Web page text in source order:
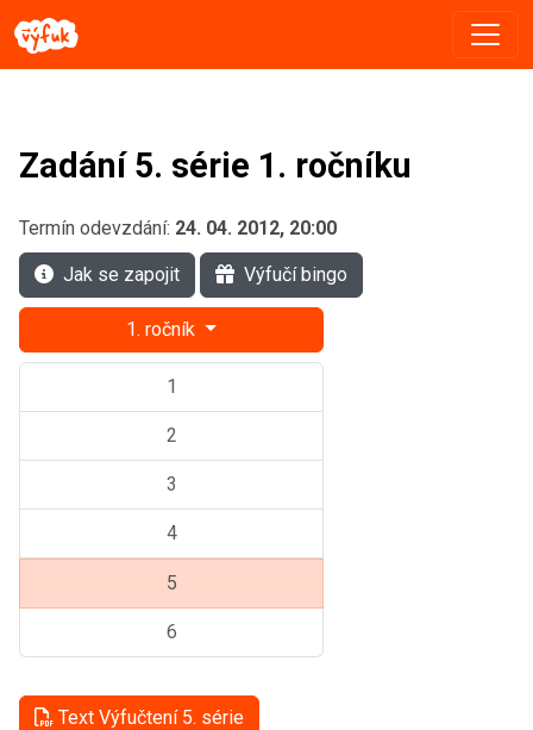
Zadání 5. série 1. ročníku
Termín odevzdání: 24. 04. 2012, 20:00
Jak se zapojit Výfučí bingo
1. ročník
1
2
3
4
5
6
Text Výfučtení 5. série